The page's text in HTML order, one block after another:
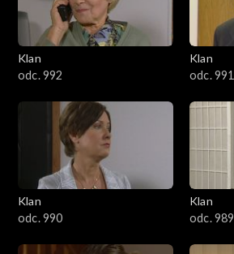
3101–3200
3001–3100
2901–3000
2801–2900
2701–2800
Klan
odc. 992
Klan
odc. 991
Klan
odc. 990
Klan
odc. 989